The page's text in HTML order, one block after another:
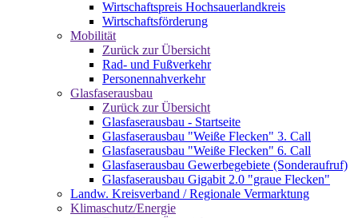
Wirtschaftspreis Hochsauerlandkreis
Wirtschaftsförderung
Mobilität
Zurück zur Übersicht
Rad- und Fußverkehr
Personennahverkehr
Glasfaserausbau
Zurück zur Übersicht
Glasfaserausbau - Startseite
Glasfaserausbau "Weiße Flecken" 3. Call
Glasfaserausbau "Weiße Flecken" 6. Call
Glasfaserausbau Gewerbegebiete (Sonderaufruf)
Glasfaserausbau Gigabit 2.0 "graue Flecken"
Landw. Kreisverband / Regionale Vermarktung
Klimaschutz/Energie